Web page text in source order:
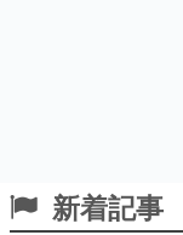
新着記事